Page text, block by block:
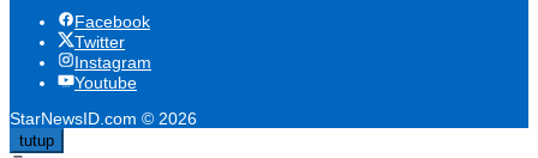
Facebook
Twitter
Instagram
Youtube
StarNewsID.com © 2026
tutup